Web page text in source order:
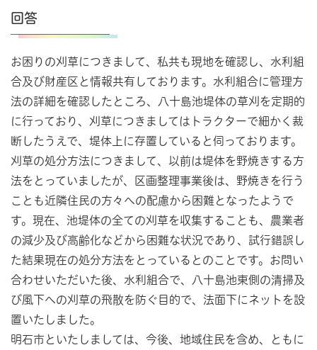
回答
お困りの刈草につきまして、私共も現地を確認し、水利組
合及び財産区と情報共有しております。水利組合に管理方
法の詳細を確認したところ、八十島池堤体の草刈を定期的
に行っており、刈草につきましてはトラクターで細かく裁
断したうえで、堤体上に存置していると伺っております。
刈草の処分方法につきまして、以前は堤体を野焼きする方
法をとっていましたが、区画整理事業後は、野焼きを行う
ことも近隣住民の方々への配慮から困難となったようで
す。現在、池堤体の全ての刈草を収集することも、農業者
の減少及び高齢化などから困難な状況であり、試行錯誤し
た結果現在の処分方法をとっているとのことです。お問い
合わせいただいた後、水利組合で、八十島池東側の清掃及
び風下への刈草の飛散を防ぐ目的で、法面下にネットを設
置いたしました。
明石市といたしましては、今後、地域住民を含め、ともに